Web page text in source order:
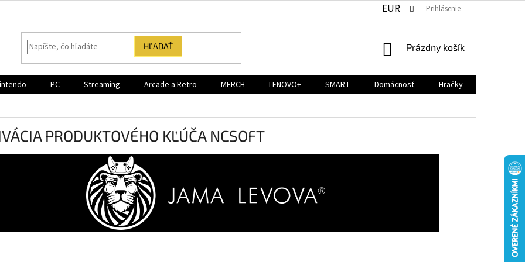
EUR Prihlásenie
HĽADAŤ
NÁKUPNÝ
Prázdny košík
PC Streaming Arcade a Retro MERCH LENOVO+ SMART Domácnosť
Hračky
PRODUKTOVÉHO KĽÚČA NCSOFT